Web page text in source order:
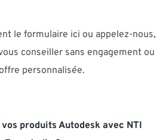
le formulaire ici ou appelez-nous,
conseiller sans engagement ou
personnalisée.
produits Autodesk avec NTI